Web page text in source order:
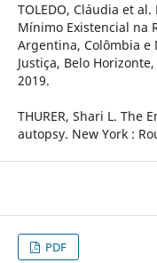
TOLEDO, Cláudia et
Mínimo Existencial na
Argentina, Colômbia e
Justiça, Belo
2019.
THURER, Shari L. The
autopsy. New York :
PDF